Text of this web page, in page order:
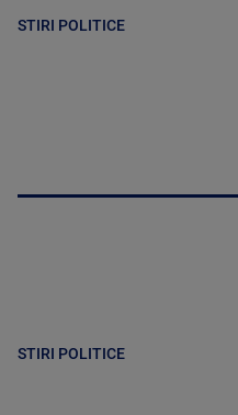
STIRI POLITICE
STIRI POLITICE